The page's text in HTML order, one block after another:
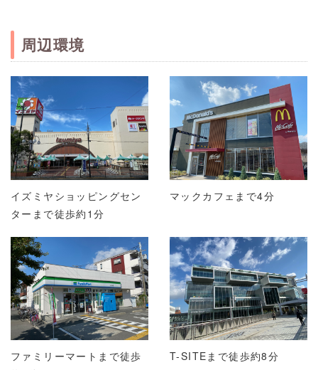
周辺環境
イズミヤショッピングセン
ターまで徒歩約1分
マックカフェまで4分
ファミリーマートまで徒歩
T-SITEまで徒歩約8分